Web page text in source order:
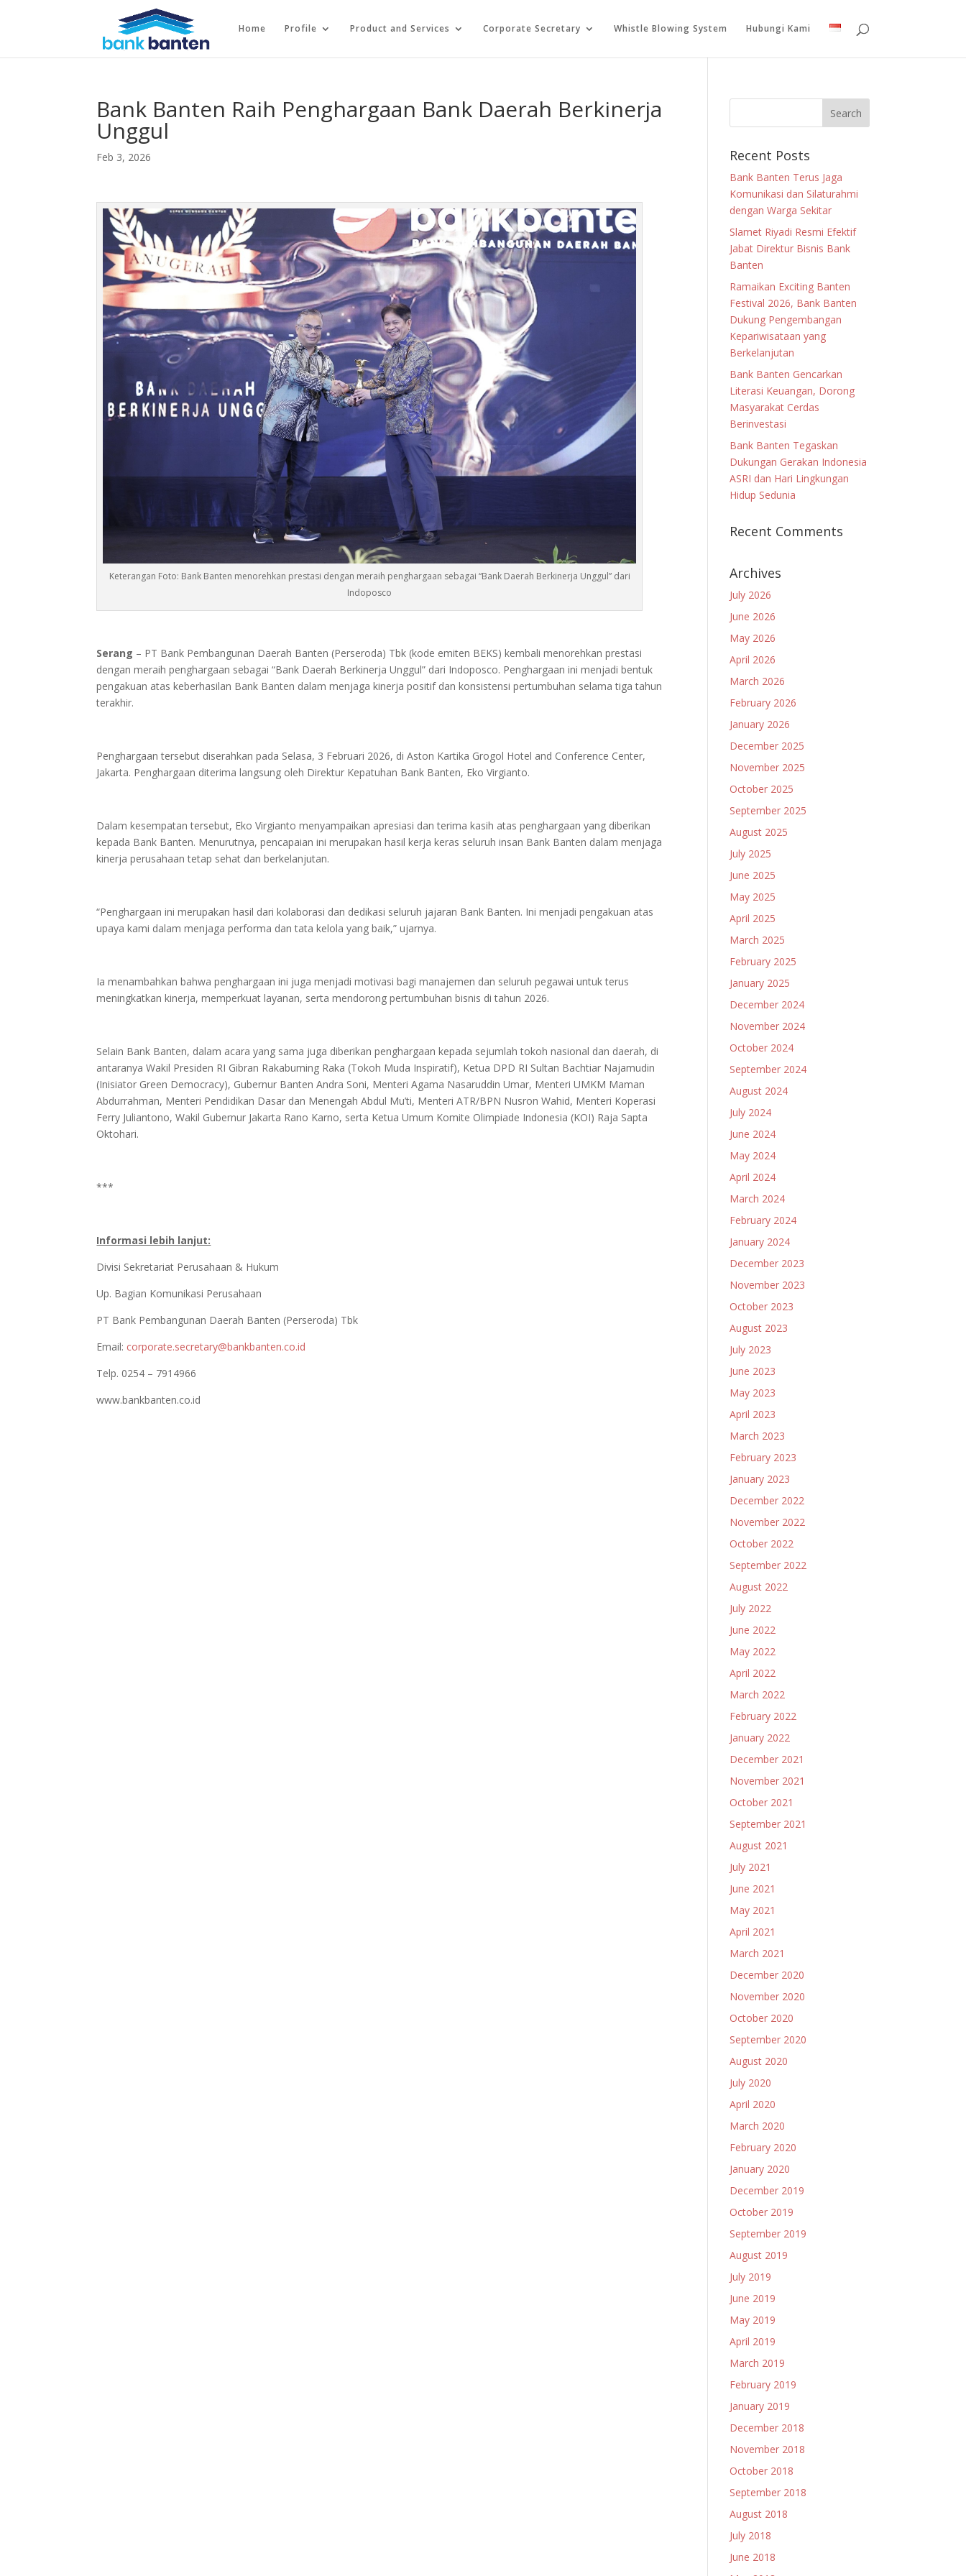
Home Profile Product and Services Corporate Secretary Whistle Blowing System Hubungi Kami
Bank Banten Raih Penghargaan Bank Daerah Berkinerja
Unggul
Feb 3, 2026
Keterangan Foto: Bank Banten menorehkan prestasi dengan meraih penghargaan sebagai “Bank Daerah Berkinerja Unggul” dari
Indoposco
Serang – PT Bank Pembangunan Daerah Banten (Perseroda) Tbk (kode emiten BEKS) kembali menorehkan prestasi
dengan meraih penghargaan sebagai “Bank Daerah Berkinerja Unggul” dari Indoposco. Penghargaan ini menjadi bentuk
pengakuan atas keberhasilan Bank Banten dalam menjaga kinerja positif dan konsistensi pertumbuhan selama tiga tahun
terakhir.
Penghargaan tersebut diserahkan pada Selasa, 3 Februari 2026, di Aston Kartika Grogol Hotel and Conference Center,
Jakarta. Penghargaan diterima langsung oleh Direktur Kepatuhan Bank Banten, Eko Virgianto.
Dalam kesempatan tersebut, Eko Virgianto menyampaikan apresiasi dan terima kasih atas penghargaan yang diberikan
kepada Bank Banten. Menurutnya, pencapaian ini merupakan hasil kerja keras seluruh insan Bank Banten dalam menjaga
kinerja perusahaan tetap sehat dan berkelanjutan.
“Penghargaan ini merupakan hasil dari kolaborasi dan dedikasi seluruh jajaran Bank Banten. Ini menjadi pengakuan atas
upaya kami dalam menjaga performa dan tata kelola yang baik,” ujarnya.
Ia menambahkan bahwa penghargaan ini juga menjadi motivasi bagi manajemen dan seluruh pegawai untuk terus
meningkatkan kinerja, memperkuat layanan, serta mendorong pertumbuhan bisnis di tahun 2026.
Selain Bank Banten, dalam acara yang sama juga diberikan penghargaan kepada sejumlah tokoh nasional dan daerah, di
antaranya Wakil Presiden RI Gibran Rakabuming Raka (Tokoh Muda Inspiratif), Ketua DPD RI Sultan Bachtiar Najamudin
(Inisiator Green Democracy), Gubernur Banten Andra Soni, Menteri Agama Nasaruddin Umar, Menteri UMKM Maman
Abdurrahman, Menteri Pendidikan Dasar dan Menengah Abdul Mu’ti, Menteri ATR/BPN Nusron Wahid, Menteri Koperasi
Ferry Juliantono, Wakil Gubernur Jakarta Rano Karno, serta Ketua Umum Komite Olimpiade Indonesia (KOI) Raja Sapta
Oktohari.
***
Informasi lebih lanjut:
Divisi Sekretariat Perusahaan & Hukum
Up. Bagian Komunikasi Perusahaan
PT Bank Pembangunan Daerah Banten (Perseroda) Tbk
Email: corporate.secretary@bankbanten.co.id
Telp. 0254 – 7914966
www.bankbanten.co.id
Recent Posts
Bank Banten Terus Jaga
Komunikasi dan Silaturahmi
dengan Warga Sekitar
Slamet Riyadi Resmi Efektif
Jabat Direktur Bisnis Bank
Banten
Ramaikan Exciting Banten
Festival 2026, Bank Banten
Dukung Pengembangan
Kepariwisataan yang
Berkelanjutan
Bank Banten Gencarkan
Literasi Keuangan, Dorong
Masyarakat Cerdas
Berinvestasi
Bank Banten Tegaskan
Dukungan Gerakan Indonesia
ASRI dan Hari Lingkungan
Hidup Sedunia
Recent Comments
Archives
July 2026
June 2026
May 2026
April 2026
March 2026
February 2026
January 2026
December 2025
November 2025
October 2025
September 2025
August 2025
July 2025
June 2025
May 2025
April 2025
March 2025
February 2025
January 2025
December 2024
November 2024
October 2024
September 2024
August 2024
July 2024
June 2024
May 2024
April 2024
March 2024
February 2024
January 2024
December 2023
November 2023
October 2023
August 2023
July 2023
June 2023
May 2023
April 2023
March 2023
February 2023
January 2023
December 2022
November 2022
October 2022
September 2022
August 2022
July 2022
June 2022
May 2022
April 2022
March 2022
February 2022
January 2022
December 2021
November 2021
October 2021
September 2021
August 2021
July 2021
June 2021
May 2021
April 2021
March 2021
December 2020
November 2020
October 2020
September 2020
August 2020
July 2020
April 2020
March 2020
February 2020
January 2020
December 2019
October 2019
September 2019
August 2019
July 2019
June 2019
May 2019
April 2019
March 2019
February 2019
January 2019
December 2018
November 2018
October 2018
September 2018
August 2018
July 2018
June 2018